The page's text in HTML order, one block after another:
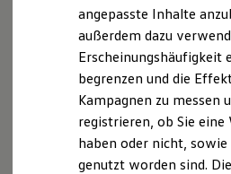
Digitale Extras
Schnittstellen zu
Marke und Erlebnis
Volkswagen R und R
R-Modelle
R Experience
Driving Experience
Volkswagen entdecken
Werkbesichtigung
Kurvenassistenz: Ihr Fahrzeug
Kurven und Kreisverkehre
Geschwindigkeit den aktuellen
anpassen. Für eine entspanntere
angepasste Inhalte
außerdem dazu
Erscheinungshäufigkeit
begrenzen und die
Kampagnen zu messen
registrieren, ob Sie
haben oder nicht,
genutzt worden sind.